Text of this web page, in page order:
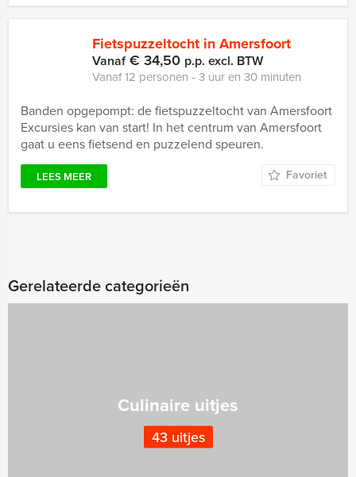
Fietspuzzeltocht in Amersfoort
Vanaf€ 34,50 p.p. excl. BTW
Vanaf 12 personen ‐ 3 uur en 30 minuten
Banden opgepompt: de fietspuzzeltocht van Amersfoort
Excursies kan van start! In het centrum van Amersfoort
gaat u eens fietsend en puzzelend speuren.
LEES MEER Favoriet
Gerelateerde categorieën
Culinaire uitjes
43 uitjes